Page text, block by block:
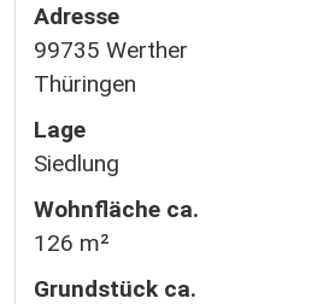
Adresse
99735 Werther
Thüringen
Lage
Siedlung
Wohnfläche ca.
126 m²
Grund­stück ca.